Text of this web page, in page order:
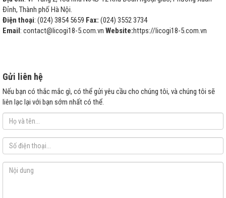
Đỉnh, Thành phố Hà Nội.
Điện thoại: (024) 3854 5659 Fax: (024) 3552 3734
Email: contact@licogi18-5.com.vn Website:https://licogi18-5.com.vn
Gửi liên hệ
Nếu bạn có thắc mắc gì, có thể gửi yêu cầu cho chúng tôi, và chúng tôi sẽ
liên lạc lại với bạn sớm nhất có thể.